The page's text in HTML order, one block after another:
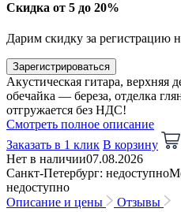
Скидка от 5 до 20%
Дарим скидку за регистрацию
Зарегистрироваться
Акустическая гитара,
обечайка — береза, отделка
отгружается без НДС!
Смотреть полное описание
Заказать в 1 клик В корзину
Нет в наличии07.08.2026
Санкт-Петербург: недоступно
недоступно
Описание и цены
Отзывы